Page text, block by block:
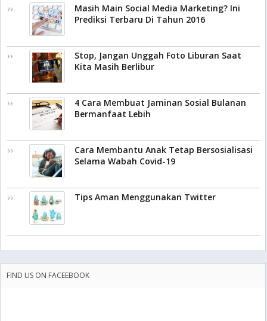
Masih Main Social Media Marketing? Ini
Prediksi Terbaru Di Tahun 2016
Stop, Jangan Unggah Foto Liburan Saat
Kita Masih Berlibur
4 Cara Membuat Jaminan Sosial Bulanan
Bermanfaat Lebih
Cara Membantu Anak Tetap Bersosialisasi
Selama Wabah Covid-19
Tips Aman Menggunakan Twitter
FIND US ON FACEEBOOK